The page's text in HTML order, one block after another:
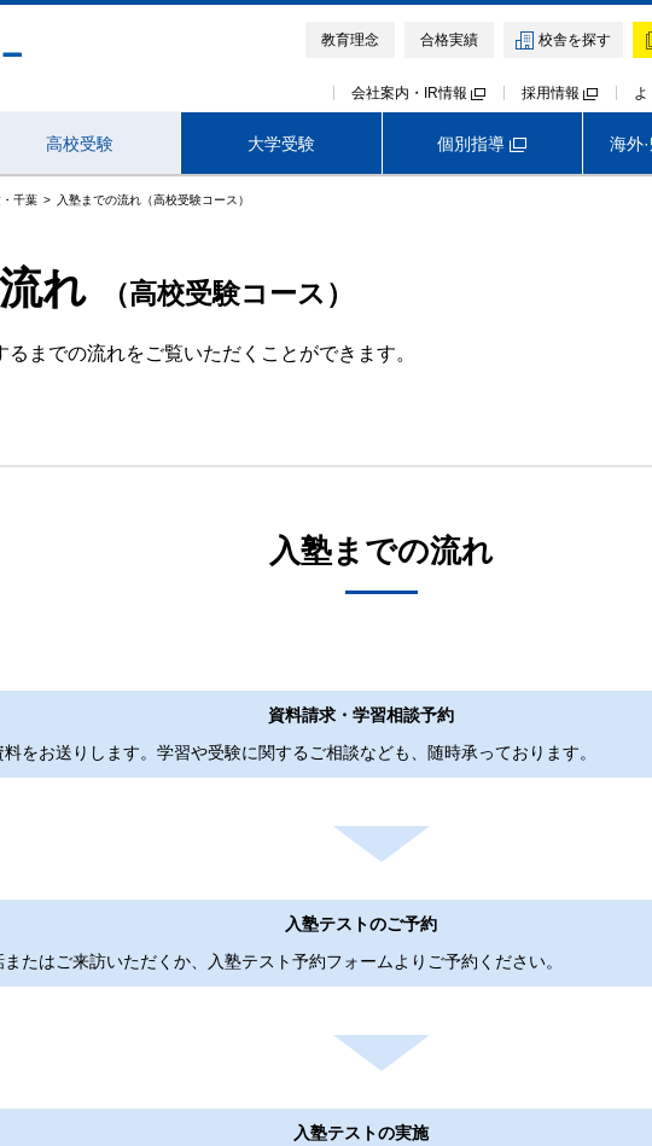
教育理念 合格実績 校舎を探す
会社案内・IR情報 採用情報 よ
高校受験
神奈川
大学受験 個別指導 海外
千葉 入塾までの流れ（高校受験コース）
れ （高校受験コース）
までの流れをご覧いただくことができます。
入塾までの流れ
資料請求・学習相談予約
料をお送りします。学習や受験に関するご相談なども、随時承っております。
入塾テストのご予約
たはご来訪いただくか、入塾テスト予約フォームよりご予約ください。
入塾テストを予約する
入塾テストの実施